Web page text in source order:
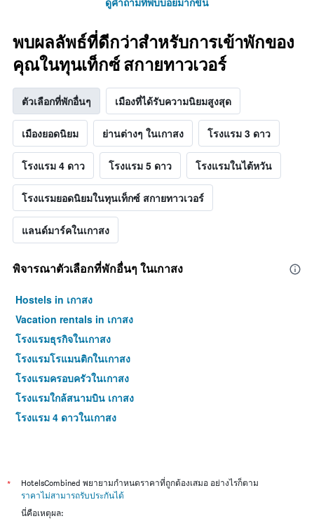
พบผลลัพธ์ที่ดีกว่าสำหรับการเข้าพักของ
คุณในทุนเท็กซ์ สกายทาวเวอร์
ตัวเลือกที่พักอื่นๆ เมืองที่ได้รับความนิยมสูงสุด
เมืองยอดนิยม ย่านต่างๆ ในเกาสง โรงแรม 3 ดาว
โรงแรม 4 ดาว โรงแรม 5 ดาว โรงแรมในไต้หวัน
โรงแรมยอดนิยมในทุนเท็กซ์ สกายทาวเวอร์
แลนด์มาร์คในเกาสง
พิจารณาตัวเลือกที่พักอื่นๆ ในเกาสง
Hostels in เกาสง
Vacation rentals in เกาสง
โรงแรมธุรกิจในเกาสง
โรงแรมโรแมนติกในเกาสง
โรงแรมครอบครัวในเกาสง
โรงแรมใกล้สนามบิน เกาสง
โรงแรม 4 ดาวในเกาสง
*
HotelsCombined พยายามกำหนดราคาที่ถูกต้องเสมอ อย่างไรก็ตาม
ราคาไม่สามารถรับประกันได้
นี่คือเหตุผล: